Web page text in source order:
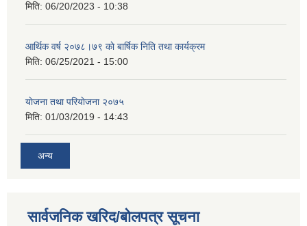
मिति: 06/20/2023 - 10:38
आर्थिक वर्ष २०७८।७९ काे बार्षिक निति तथा कार्यक्रम
मिति: 06/25/2021 - 15:00
याेजना तथा परियाेजना २०७५
मिति: 01/03/2019 - 14:43
अन्य
सार्वजनिक खरिद/बोलपत्र सूचना